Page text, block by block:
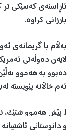
ئاڕاستەی کەسێکی تر
بارزانی کراوە.
بەڵام با گريمانەی
لایەن دەوڵەتی
دەبوو بە هەموو
ئەم خاڵانە پێويستە
١. پێش هەموو شتێک،
و دانوستانی